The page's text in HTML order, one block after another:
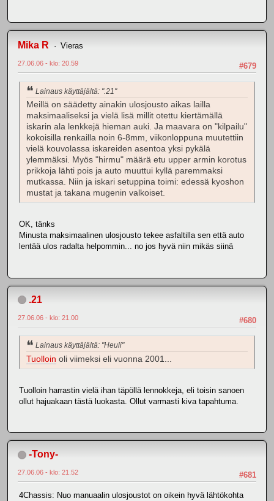
Mika R Vieras
#679
27.06.06 - klo: 20.59
Lainaus käyttäjältä: ".21"
Meillä on säädetty ainakin ulosjousto aikas lailla
maksimaaliseksi ja vielä lisä millit otettu kiertämällä
iskarin ala lenkkejä hieman auki. Ja maavara on "kilpailu"
kokoisilla renkailla noin 6-8mm, viikonloppuna muutettiin
vielä kouvolassa iskareiden asentoa yksi pykälä
ylemmäksi. Myös "hirmu" määrä etu upper armin korotus
prikkoja lähti pois ja auto muuttui kyllä paremmaksi
mutkassa. Niin ja iskari setuppina toimi: edessä kyoshon
mustat ja takana mugenin valkoiset.
OK, tänks
Minusta maksimaalinen ulosjousto tekee asfaltilla sen että auto
lentää ulos radalta helpommin... no jos hyvä niin mikäs siinä
.21
#680
27.06.06 - klo: 21.00
Lainaus käyttäjältä: "Heuli"
Tuolloin oli viimeksi eli vuonna 2001...
Tuolloin harrastin vielä ihan täpöllä lennokkeja, eli toisin sanoen
ollut hajuakaan tästä luokasta. Ollut varmasti kiva tapahtuma.
-Tony-
#681
27.06.06 - klo: 21.52
4Chassis: Nuo manuaalin ulosjoustot on oikein hyvä lähtökohta